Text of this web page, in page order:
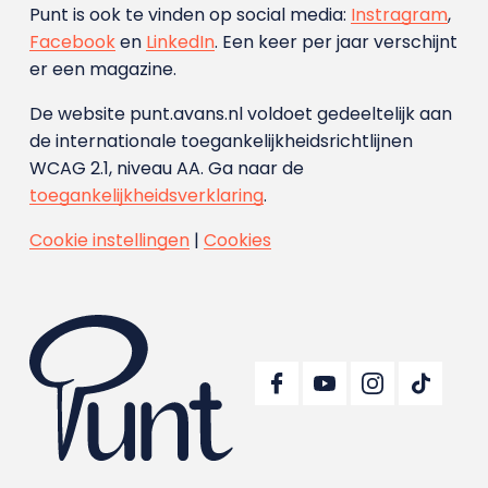
Punt is ook te vinden op social media: Instragram,
Facebooken LinkedIn. Een keer per jaar verschijnt
er een magazine.
De website punt.avans.nl voldoet gedeeltelijk aan
de internationale toegankelijkheidsrichtlijnen
WCAG 2.1, niveau AA. Ga naar de
toegankelijkheidsverklaring.
Cookie instellingen| Cookies